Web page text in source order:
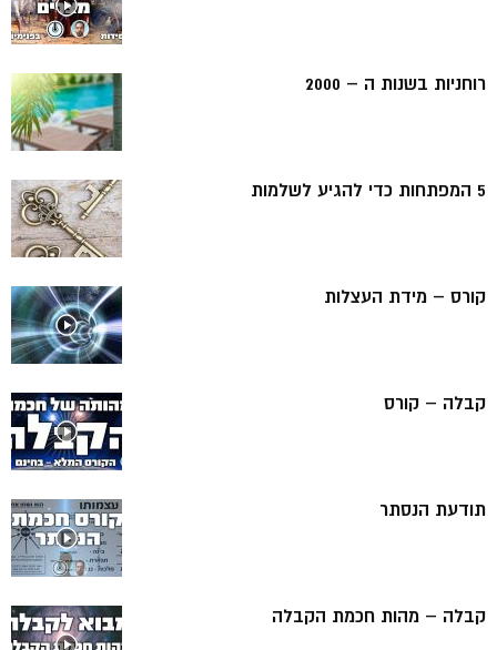
רוחניות בשנות ה – 2000
5 המפתחות כדי להגיע לשלמות
קורס – מידת העצלות
קבלה – קורס
תודעת הנסתר
קבלה – מהות חכמת הקבלה